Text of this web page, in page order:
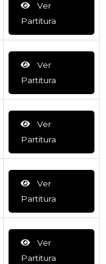
Ver
Partitura
Ver
Partitura
Ver
Partitura
Ver
Partitura
Ver
Partitura